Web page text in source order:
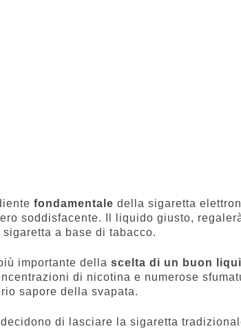
fondamentale della sigaretta
soddisfacente. Il liquido giusto,
a base di tabacco.
importante dellascelta di un buon
di nicotina e numerose
sapore della svapata.
di lasciare la sigaretta